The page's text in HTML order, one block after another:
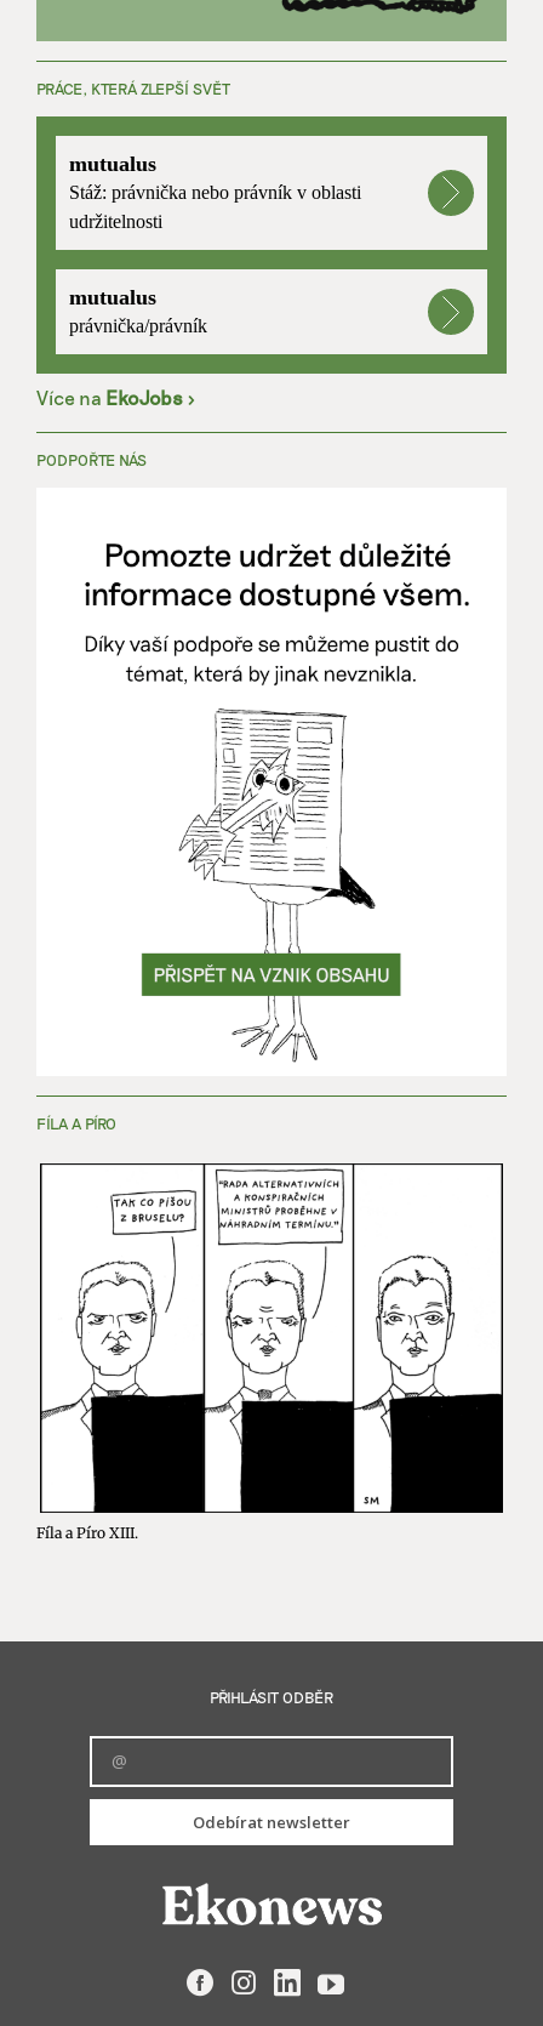
PRÁCE, KTERÁ ZLEPŠÍ SVĚT
mutualus
Stáž: právnička nebo právník v oblasti
udržitelnosti
mutualus
právnička/právník
Více na EkoJobs >
PODPOŘTE NÁS
FÍLA A PÍRO
Fíla a Píro XIII.
PŘIHLÁSIT ODBĚR
Odebírat newsletter
FacebookInstagramLinkedIn
YouTube